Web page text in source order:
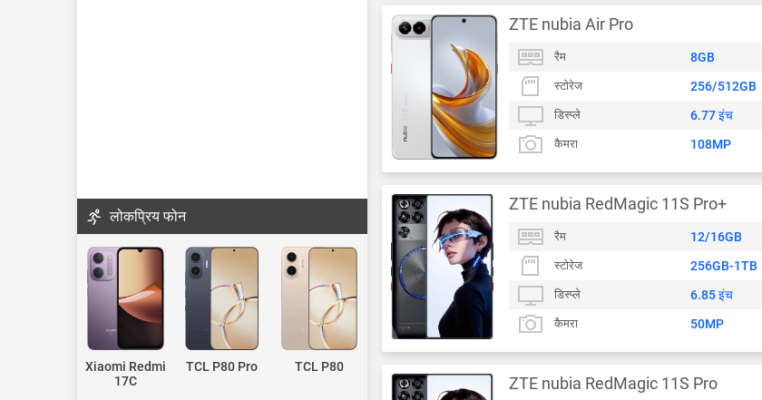
ZTE nubia Air Pro
रैम 8GB
स्टोरेज 256/512GB
डिस्प्ले 6.77 इंच
कैमरा 108MP
ZTE nubia RedMagic 11S Pro+
रैम 12/16GB
स्टोरेज 256GB-1TB
डिस्प्ले 6.85 इंच
कैमरा 50MP
ZTE nubia RedMagic 11S Pro
लोकप्रिय फोन
Xiaomi Redmi
17C
TCL P80 Pro TCL P80